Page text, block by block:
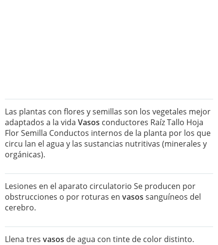
Las plantas con flores y semillas son los vegetales mejor
adaptados a la vida Vasos conductores Raíz Tallo Hoja
Flor Semilla Conductos internos de la planta por los que
circu lan el agua y las sustancias nutritivas (minerales y
orgánicas).
Lesiones en el aparato circulatorio Se producen por
obstrucciones o por roturas en vasos sanguíneos del
cerebro.
Llena tres vasos de agua con tinte de color distinto.